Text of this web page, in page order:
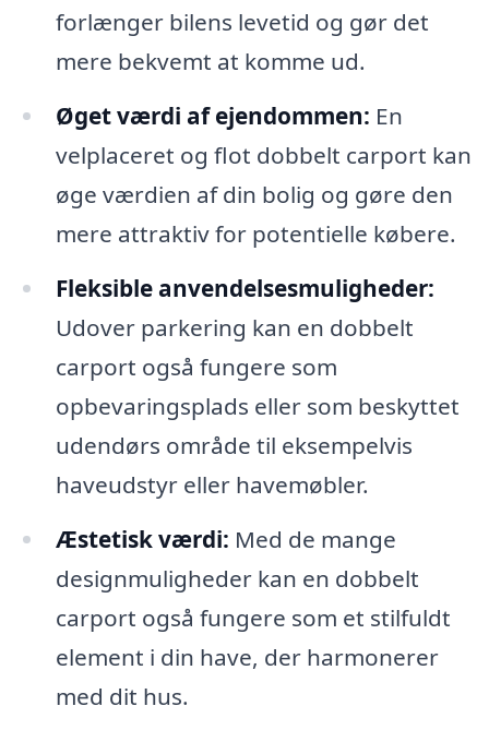
forlænger bilens levetid og gør det
mere bekvemt at komme ud.
Øget værdi af ejendommen: En
velplaceret og flot dobbelt carport kan
øge værdien af din bolig og gøre den
mere attraktiv for potentielle købere.
Fleksible anvendelsesmuligheder:
Udover parkering kan en dobbelt
carport også fungere som
opbevaringsplads eller som beskyttet
udendørs område til eksempelvis
haveudstyr eller havemøbler.
Æstetisk værdi: Med de mange
designmuligheder kan en dobbelt
carport også fungere som et stilfuldt
element i din have, der harmonerer
med dit hus.